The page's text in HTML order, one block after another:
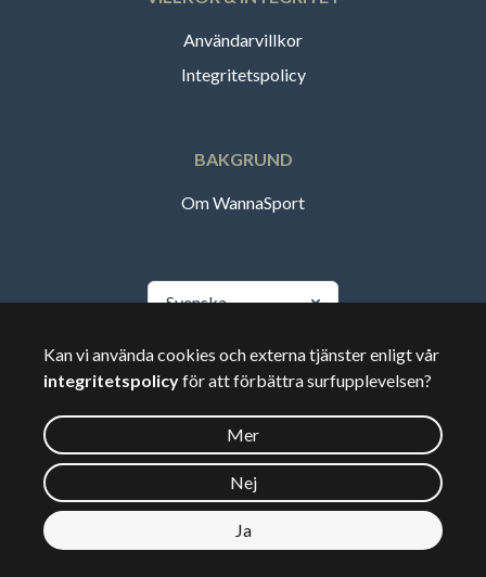
Användarvillkor
Integritetspolicy
BAKGRUND
Om WannaSport
Svenska
🇸🇪Sverige
©2026Wannasport.dk
Privata uppgifter
Kan vi använda cookies och externa tjänster enligt vår
integritetspolicyför att förbättra surfupplevelsen?
Mer
Nej
Ja